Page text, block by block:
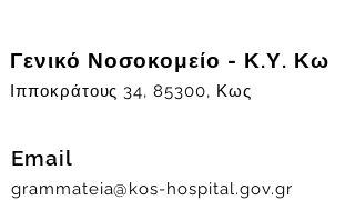
Γενικό Νοσοκομείο - Κ.Υ. Κω
Ιπποκράτους 34, 85300, Κως
Email
grammateia@kos-hospital.gov.gr